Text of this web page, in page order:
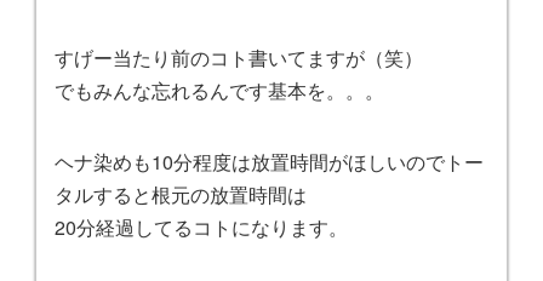
すげー当たり前のコト書いてますが（笑）
でもみんな忘れるんです基本を。。。
ヘナ染めも10分程度は放置時間がほしいのでトー
タルすると根元の放置時間は
20分経過してるコトになります。